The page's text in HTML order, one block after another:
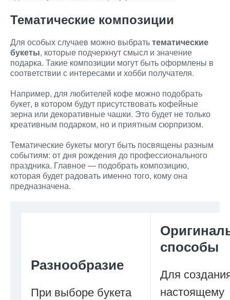
Тематические композиции
Для особых случаев можно выбратьтематические
букеты, которые подчеркнут смысл и значение
подарка. Такие композиции могут быть оформлены в
соответствии с интересами и хобби получателя.
Например, для любителей кофе можно подобрать
букет, в котором будут присутствовать кофейные
зерна или декоративные чашки. Это будет не только
креативным подарком, но и приятным сюрпризом.
Тематические букеты могут быть посвящены разным
событиям: от дня рождения до профессионального
праздника. Главное — подобрать композицию,
которая будет радовать именно того, кому она
предназначена.
Разнообразие
При выборе букета
способы
Для
настоящему